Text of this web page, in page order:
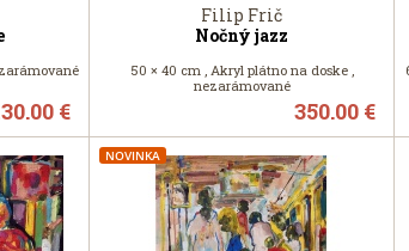
€
Filip Frič
Nočný jazz
50 × 40 cm , Akryl plátno na doske ,
nezarámované
350.00 €
NOVINKA